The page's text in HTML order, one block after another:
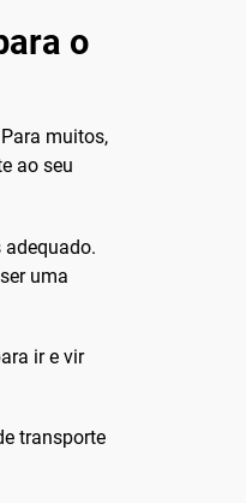
o
muitos,
ao seu
uma
ir e vir
transporte